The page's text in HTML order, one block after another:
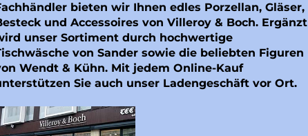
bieten wir Ihnen edles Porzellan, Gläser,
und Accessoires von Villeroy & Boch. Ergänzt
unser Sortiment durch hochwertige
von Sander sowie die beliebten Figuren
Wendt & Kühn. Mit jedem Online-Kauf
Sie auch unser Ladengeschäft vor Ort.